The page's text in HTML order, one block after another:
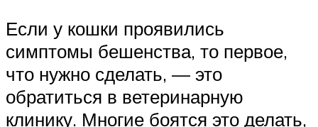
Если у кошки проявились
симптомы бешенства, то первое,
что нужно сделать, — это
обратиться в ветеринарную
клинику. Многие боятся это делать,